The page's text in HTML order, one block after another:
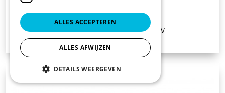
vanaf€ 172.19excl. BTW
ALLES ACCEPTEREN
ALLES AFWIJZEN
DETAILS WEERGEVEN